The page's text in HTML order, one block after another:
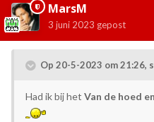
MarsM
3 juni 2023 gepost
Op 20-5-2023 om 21:26,
Had ik bij het Van de hoed